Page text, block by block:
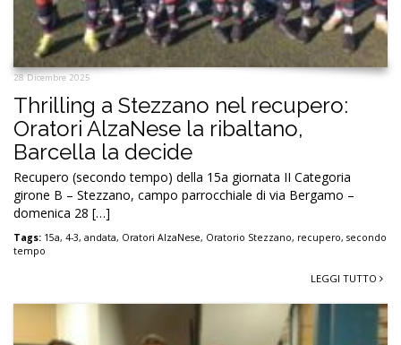
28 Dicembre 2025
Thrilling a Stezzano nel recupero:
Oratori AlzaNese la ribaltano,
Barcella la decide
Recupero (secondo tempo) della 15a giornata II Categoria
girone B – Stezzano, campo parrocchiale di via Bergamo –
domenica 28 […]
Tags: 15a, 4-3, andata, Oratori AlzaNese, Oratorio Stezzano, recupero, secondo
tempo
LEGGI TUTTO